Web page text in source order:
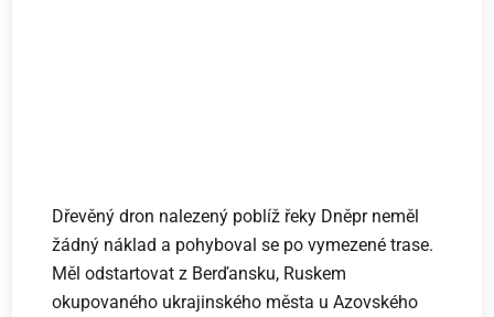
Dřevěný dron nalezený poblíž řeky Dněpr neměl
žádný náklad a pohyboval se po vymezené trase.
Měl odstartovat z Berďansku, Ruskem
okupovaného ukrajinského města u Azovského